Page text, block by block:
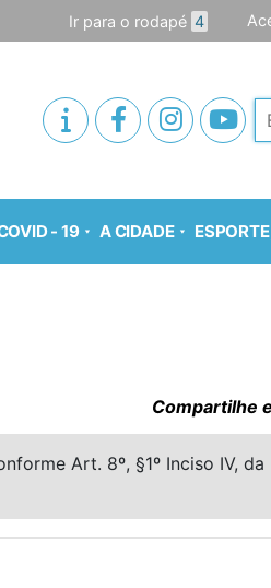
Ir para o rodapé 4
- 19 A CIDADE
Compartilhe
Art. 8º, §1º Inciso IV, da